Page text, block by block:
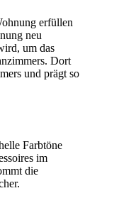
erfüllen
neu
um das
Dort
und prägt so
Farbtöne
im
die